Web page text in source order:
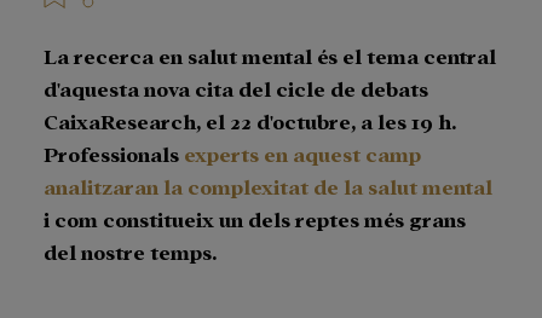
La recerca en salut mental és el tema central
d'aquesta nova cita del cicle de debats
CaixaResearch, el 22 d'octubre, a les 19 h.
Professionals experts en aquest camp
analitzaran la complexitat de la salut mental
i com constitueix un dels reptes més grans
del nostre temps.